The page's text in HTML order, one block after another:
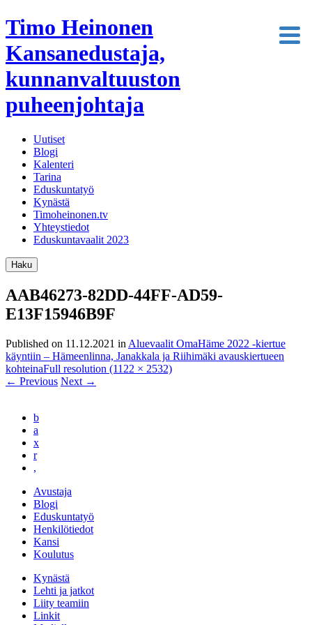
Timo Heinonen
Kansanedustaja,
kunnanvaltuuston
puheenjohtaja
Uutiset
Blogi
Kalenteri
Tarina
Eduskuntatyö
Kynästä
Timoheinonen.tv
Yhteystiedot
Eduskuntavaalit 2023
Haku
AAB46273-82DD-44FF-AD59-
E13F15946B9F
Published on 11.12.2021 in Aluevaalit OmaHäme 2022 -kiertue
käyntiin – Hämeenlinna, Janakkala ja Riihimäki avauskiertueen
kohteinaFull resolution (1122 × 2532)
← Previous Next →
b
a
x
r
,
Avustaja
Blogi
Eduskuntatyö
Henkilötiedot
Kansi
Koulutus
Kynästä
Lehti ja jatkot
Liity teamiin
Linkit